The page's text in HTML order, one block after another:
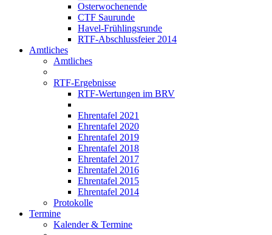
Osterwochenende
CTF Saurunde
Havel-Frühlingsrunde
RTF-Abschlussfeier 2014
Amtliches
Amtliches
RTF-Ergebnisse
RTF-Wertungen im BRV
Ehrentafel 2021
Ehrentafel 2020
Ehrentafel 2019
Ehrentafel 2018
Ehrentafel 2017
Ehrentafel 2016
Ehrentafel 2015
Ehrentafel 2014
Protokolle
Termine
Kalender & Termine